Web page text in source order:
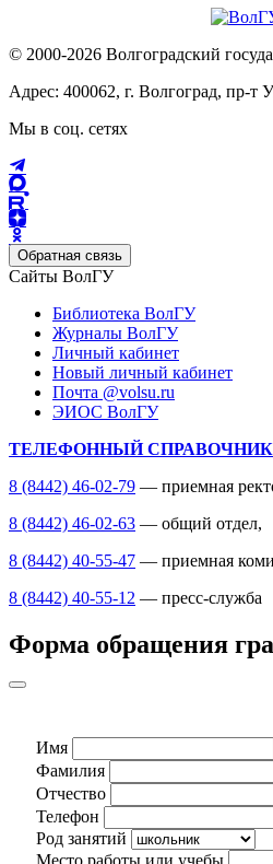
© 2000-2026 Волгоградский
Адрес: 400062, г. Волгоград, пр-т
Мы в соц. сетях
Обратная связь
Сайты ВолГУ
Библиотека ВолГУ
Журналы ВолГУ
Личный кабинет
Новый личный кабинет
Почта @volsu.ru
ЭИОС ВолГУ
ТЕЛЕФОННЫЙ СПРАВОЧНИК
8 (8442) 46-02-79 — приемная
8 (8442) 46-02-63 — общий отдел,
8 (8442) 40-55-47 — приемная
8 (8442) 40-55-12 — пресс-служба
Форма обращения
Имя
Фамилия
Отчество
Телефон
Род занятий